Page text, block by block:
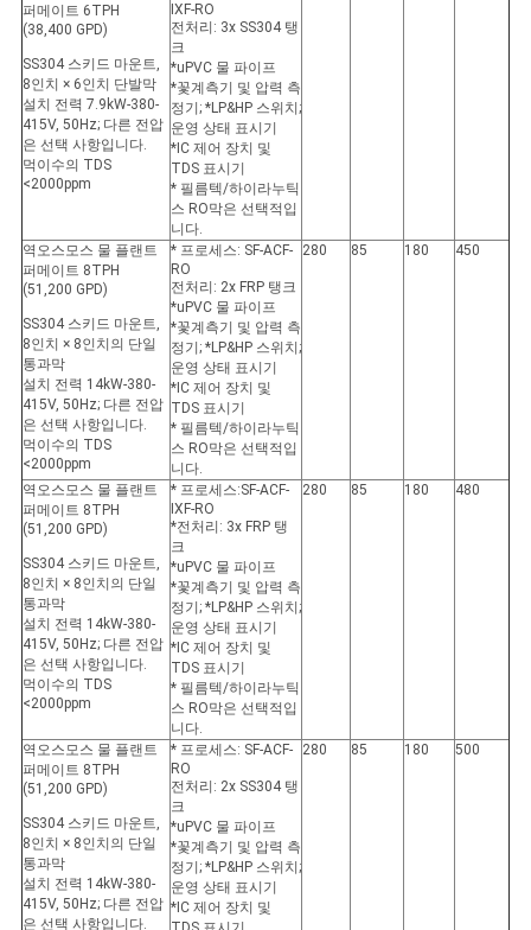
퍼메이트 6TPH
(38,400 GPD)
SS304 스키드 마운트,
8인치 × 6인치 단발막
설치 전력 7.9kW-380-
415V, 50Hz; 다른 전압
은 선택 사항입니다.
먹이수의 TDS
<2000ppm
IXF-RO
전처리: 3x SS304 탱
크
*uPVC 물 파이프
*꽃계측기 및 압력 측
정기; *LP&HP 스위치;
운영 상태 표시기
*IC 제어 장치 및
TDS 표시기
* 필름텍/하이라누틱
스 RO막은 선택적입
니다.
역오스모스 물 플랜트
퍼메이트 8TPH
(51,200 GPD)
SS304 스키드 마운트,
8인치 × 8인치의 단일
통과막
설치 전력 14kW-380-
415V, 50Hz; 다른 전압
은 선택 사항입니다.
먹이수의 TDS
<2000ppm
* 프로세스: SF-ACF-
RO
전처리: 2x FRP 탱크
*uPVC 물 파이프
*꽃계측기 및 압력 측
정기; *LP&HP 스위치;
운영 상태 표시기
*IC 제어 장치 및
TDS 표시기
* 필름텍/하이라누틱
스 RO막은 선택적입
니다.
280 85 180 450
역오스모스 물 플랜트
퍼메이트 8TPH
(51,200 GPD)
SS304 스키드 마운트,
8인치 × 8인치의 단일
통과막
설치 전력 14kW-380-
415V, 50Hz; 다른 전압
은 선택 사항입니다.
먹이수의 TDS
<2000ppm
* 프로세스:SF-ACF-
IXF-RO
*전처리: 3x FRP 탱
크
*uPVC 물 파이프
*꽃계측기 및 압력 측
정기; *LP&HP 스위치;
운영 상태 표시기
*IC 제어 장치 및
TDS 표시기
* 필름텍/하이라누틱
스 RO막은 선택적입
니다.
280 85 180 480
역오스모스 물 플랜트
퍼메이트 8TPH
(51,200 GPD)
SS304 스키드 마운트,
8인치 × 8인치의 단일
통과막
설치 전력 14kW-380-
415V, 50Hz; 다른 전압
은 선택 사항입니다.
* 프로세스: SF-ACF-
RO
전처리: 2x SS304 탱
크
*uPVC 물 파이프
*꽃계측기 및 압력 측
정기; *LP&HP 스위치;
운영 상태 표시기
*IC 제어 장치 및
280 85 180 500